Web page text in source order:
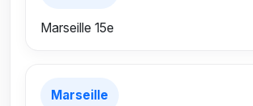
Marseille 15e
Marseille